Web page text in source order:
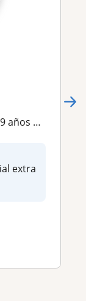
y superior
extra